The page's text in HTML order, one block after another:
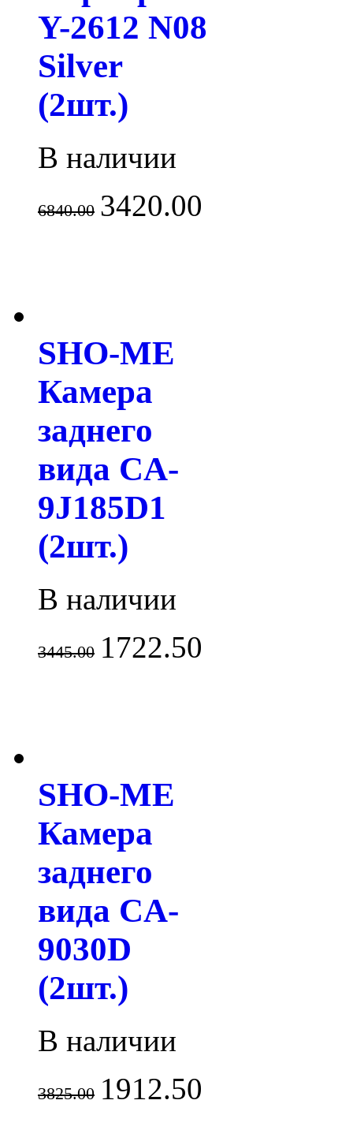
Y-2612 N08
Silver
(2шт.)
В наличии
6840.00 3420.00
SHO-ME
Камера
заднего
вида CA-
9J185D1
(2шт.)
В наличии
3445.00 1722.50
SHO-ME
Камера
заднего
вида CA-
9030D
(2шт.)
В наличии
3825.00 1912.50